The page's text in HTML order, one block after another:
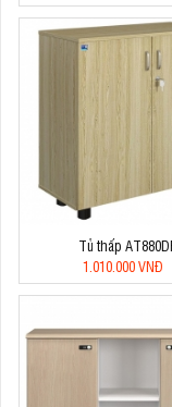
Tủ thấp
1.010.000 VNĐ